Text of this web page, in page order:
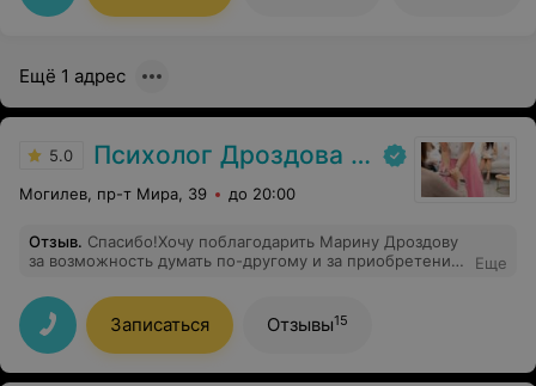
Ещё 1 адрес
5.0 Психолог Дроздова Марина
Могилев, пр-т Мира, 39 до 20:00
Отзыв. Спасибо!Хочу поблагодарить Марину Дроздову
за возможность думать по-другому и за приобретение
локация 2)гибкий,подстраиваемый под любое удобное
время,график 3)чистый,ухоженный кабинет
4)спокойная и доверительная атмосфера 5)различные
техники и методики ведения консультации 6)приятный
и всегда ухоженный стиль 7)внимательное и тонкое
Еще
Записаться Отзывы15